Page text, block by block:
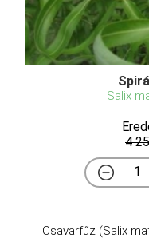
Salix
4
Csavarfűz (Salix